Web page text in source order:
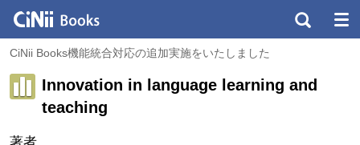
CiNii Books機能統合対応の追加実施をいたしました
Innovation in language learning and
teaching